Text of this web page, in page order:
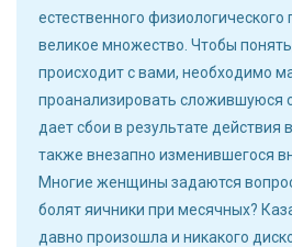
естественного
великое множество. Чтобы
происходит с вами, необходимо
проанализировать сложившуюся
дает сбои в результате действия
также внезапно изменившегося
Многие женщины задаются
болят яичники при месячных?
давно произошла и никакого